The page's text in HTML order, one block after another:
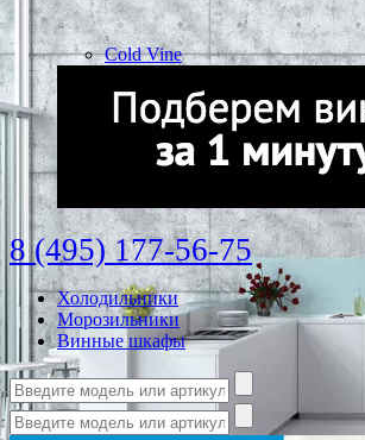
Cold Vine
8 (495) 177-56-75
Холодильники
Морозильники
Винные шкафы